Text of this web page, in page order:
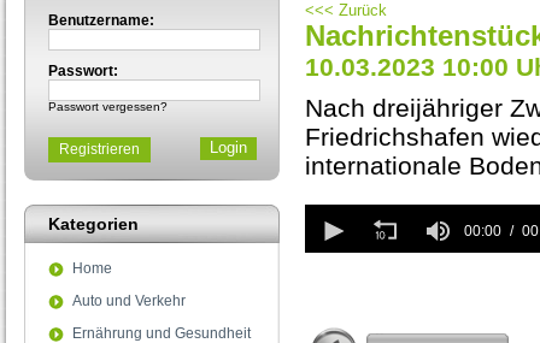
Benutzername:
Passwort:
Passwort vergessen?
Registrieren
Kategorien
Home
Auto und Verkehr
Ernährung und Gesundheit
<<< Zurück
10.03.2023 10:00
Nach dreijähriger
Friedrichshafen
internationale
seconds
of
00:00